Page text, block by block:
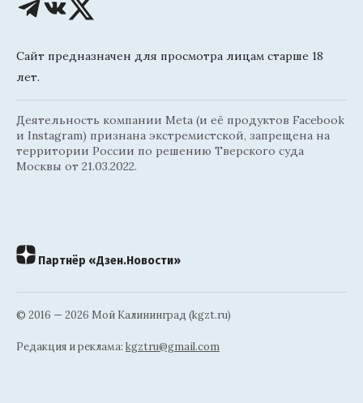
Сайт предназначен для просмотра лицам старше 18
лет.
Деятельность компании Meta (и её продуктов Facebook
и Instagram) признана экстремистской, запрещена на
территории России по решению Тверского суда
Москвы от 21.03.2022.
Партнёр «Дзен.Новости»
© 2016 — 2026 Мой Калининград (kgzt.ru)
Редакция и реклама: kgztru@gmail.com